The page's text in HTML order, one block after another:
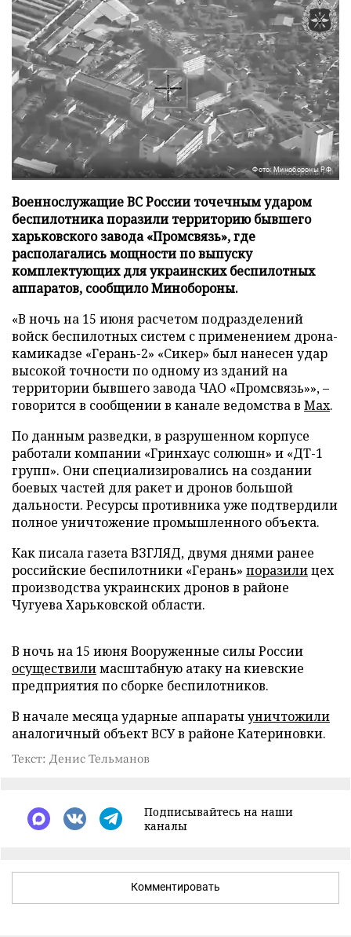
Фото: Минобороны РФ
Военнослужащие ВС России точечным ударом
беспилотника поразили территорию бывшего
харьковского завода «Промсвязь», где
располагались мощности по выпуску
комплектующих для украинских беспилотных
аппаратов, сообщило Минобороны.
«В ночь на 15 июня расчетом подразделений
войск беспилотных систем с применением дрона-
камикадзе «Герань-2» «Сикер» был нанесен удар
высокой точности по одному из зданий на
территории бывшего завода ЧАО «Промсвязь»», –
говорится в сообщении в канале ведомства в Max.
По данным разведки, в разрушенном корпусе
работали компании «Гринхаус солюшн» и «ДТ-1
групп». Они специализировались на создании
боевых частей для ракет и дронов большой
дальности. Ресурсы противника уже подтвердили
полное уничтожение промышленного объекта.
Как писала газета ВЗГЛЯД, двумя днями ранее
российские беспилотники «Герань» поразилицех
производства украинских дронов в районе
Чугуева Харьковской области.
В ночь на 15 июня Вооруженные силы России
осуществилимасштабную атаку на киевские
предприятия по сборке беспилотников.
В начале месяца ударные аппаратыуничтожили
аналогичный объект ВСУ в районе Катериновки.
Текст: Денис Тельманов
Подписывайтесь на наши
каналы
Комментировать